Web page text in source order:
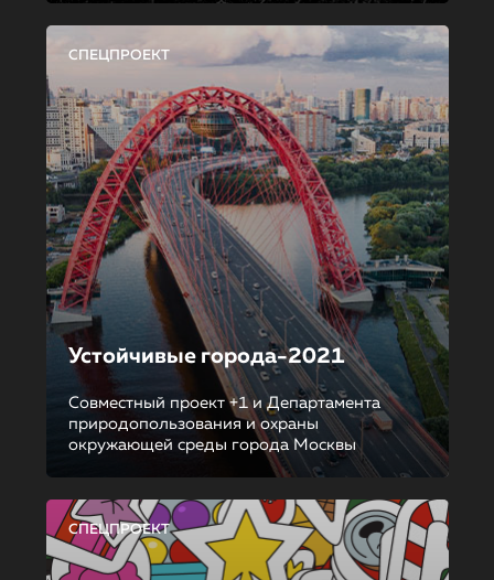
СПЕЦПРОЕКТ
Устойчивые города-2021
Совместный проект +1 и Департамента
природопользования и охраны
окружающей среды города Москвы
СПЕЦПРОЕКТ